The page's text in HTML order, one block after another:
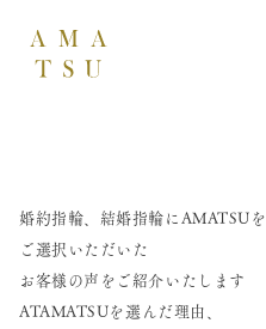
婚約指輪、結婚指輪にAMATSUを
ご選択いただいた
お客様の声をご紹介いたします
ATAMATSUを選んだ理由、